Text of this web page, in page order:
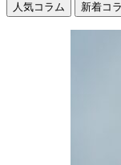
人気コラム 新着コ